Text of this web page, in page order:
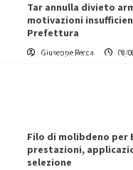
Tar annulla divieto
motivazioni
Prefettura
Giuseppe Recca 08/
Buscarnera
transnazionale per la
Filo di molibdeno per
prestazioni,
selezione